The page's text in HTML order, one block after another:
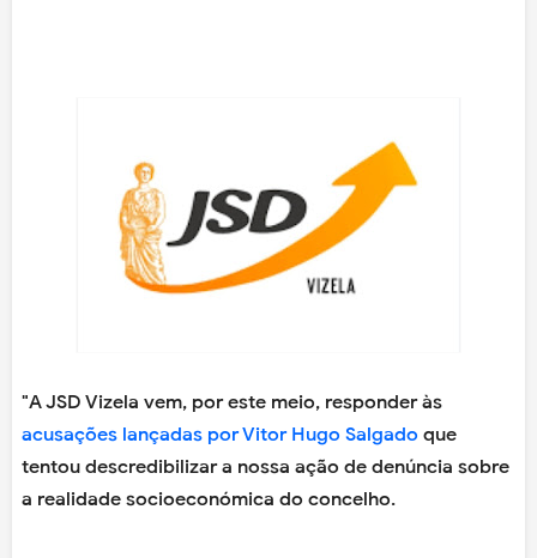
"A JSD Vizela vem, por este meio, responder às
acusações lançadas por Vitor Hugo Salgado que
tentou descredibilizar a nossa ação de denúncia sobre
a realidade socioeconómica do concelho.